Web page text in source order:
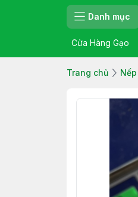
Danh mục
Cửa Hàng Gạo
Trang chủ Nếp